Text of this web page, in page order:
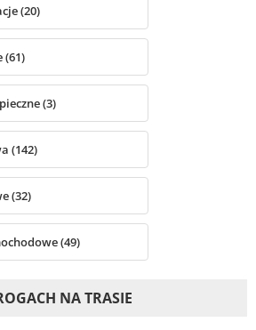
(20)
(61)
(3)
(142)
(32)
(49)
NA TRASIE